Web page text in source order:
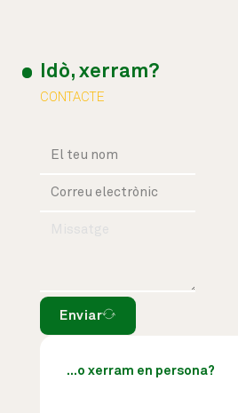
Idò, xerram?
CONTACTE
Enviar
...o xerram en persona?